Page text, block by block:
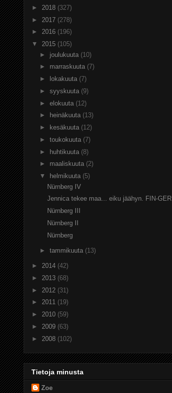
► 2018 (327)
► 2017 (278)
► 2016 (196)
▼ 2015 (105)
► joulukuuta (10)
► marraskuuta (7)
►
lokakuuta (7)
► syyskuuta (9)
► elokuuta (12)
►
heinäkuuta (13)
►
kesäkuuta (12)
► toukokuuta (7)
► huhtikuuta (8)
► maaliskuuta (2)
▼
helmikuuta (5)
Nürnberg IV
Jennica tekee maa... eiku jäähyn. FIN-GER
Nürnberg III
Nürnberg II
Nürnberg
► tammikuuta (13)
► 2014 (42)
► 2013 (68)
► 2012 (31)
► 2011 (19)
► 2010 (59)
► 2009 (63)
► 2008 (102)
Tietoja minusta
Zoe